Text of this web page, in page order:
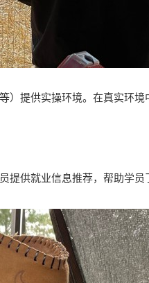
）提供实操环境。在真实环境
提供就业信息推荐，帮助学员